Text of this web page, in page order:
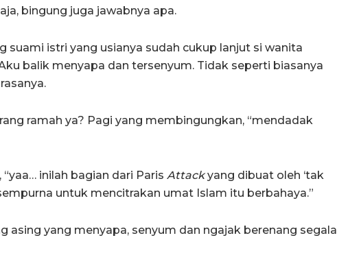
bingung juga jawabnya apa.
suami istri yang usianya sudah cukup lanjut si wanita
balik menyapa dan tersenyum. Tidak seperti biasanya
ramah ya? Pagi yang membingungkan, “mendadak
inilah bagian dari Paris Attackyang dibuat oleh ‘tak
untuk mencitrakan umat Islam itu berbahaya.”
asing yang menyapa, senyum dan ngajak berenang segala